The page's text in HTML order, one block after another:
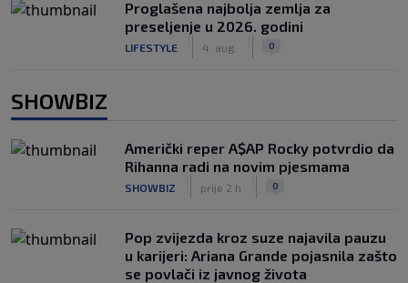
Proglašena najbolja zemlja za
preseljenje u 2026. godini
LIFESTYLE 4. aug. 0
SHOWBIZ
Američki reper A$AP Rocky potvrdio da
Rihanna radi na novim pjesmama
SHOWBIZ prije 2 h 0
Pop zvijezda kroz suze najavila pauzu
u karijeri: Ariana Grande pojasnila zašto
se povlači iz javnog života